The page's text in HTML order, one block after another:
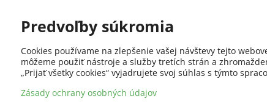
Predvoľby súkromia
Cookies používame na zlepšenie vašej návštevy tejto
môžeme použiť nástroje a služby tretích strán a
„Prijať všetky cookies“ vyjadrujete svoj súhlas s týmto
Zásady ochrany osobných údajov